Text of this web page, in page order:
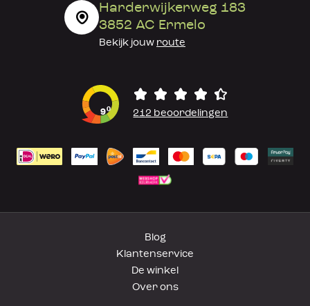
Harderwijkerweg 183
3852 AC Ermelo
Bekijk jouw route
90 212 beoordelingen
Blog
Klantenservice
De winkel
Over ons